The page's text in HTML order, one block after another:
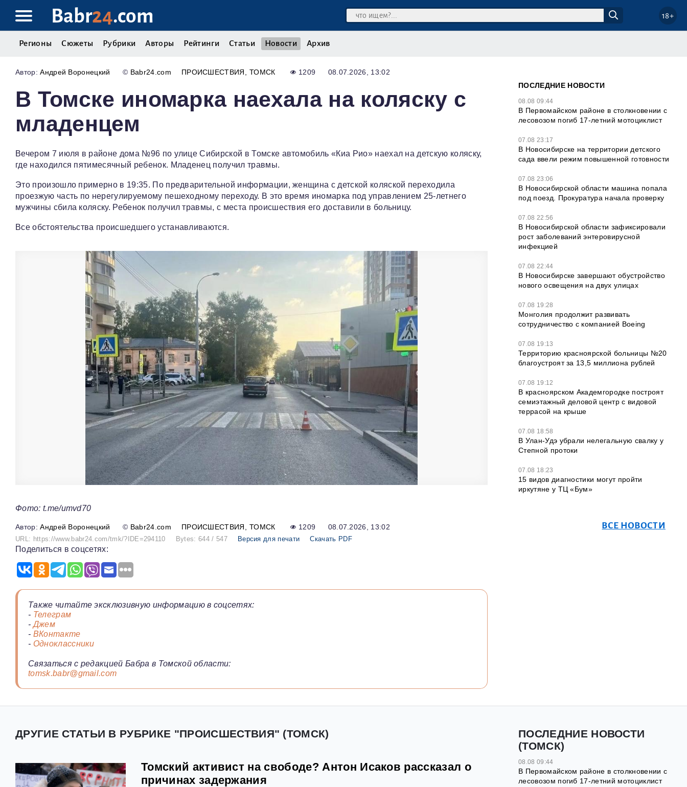
Babr24.com 18+
Регионы Сюжеты Рубрики Авторы Рейтинги Статьи Новости Архив
Андрей Воронецкий © Babr24.com ПРОИСШЕСТВИЯ ТОМСК 1209 08.07.2026, 13:02
В Томске иномарка наехала на коляску с
младенцем
Вечером 7 июля в районе дома №96 по улице Сибирской в Томске автомобиль «Киа Рио» наехал на детскую коляску,
где находился пятимесячный ребенок. Младенец получил травмы.
Это произошло примерно в 19:35. По предварительной информации, женщина с детской коляской переходила
проезжую часть по нерегулируемому пешеходному переходу. В это время иномарка под управлением 25-летнего
мужчины сбила коляску. Ребенок получил травмы, с места происшествия его доставили в больницу.
Все обстоятельства происшедшего устанавливаются.
Фото: t.me/umvd70
Андрей Воронецкий © Babr24.com ПРОИСШЕСТВИЯ ТОМСК 1209 08.07.2026, 13:02
URL: https://www.babr24.com/tmk/?IDE=294110 Bytes: 644 / 547 Версия для печати Скачать PDF
Поделиться в соцсетях:
Также читайте эксклюзивную информацию в соцсетях:
- Телеграм
-Джем
- ВКонтакте
- Одноклассники
Связаться с редакцией Бабра в Томской области:
tomsk.babr@gmail.com
ПОСЛЕДНИЕ НОВОСТИ
08.08 09:44
В Первомайском районе в столкновении с
лесовозом погиб 17-летний мотоциклист
07.08 23:17
В Новосибирске на территории детского
сада ввели режим повышенной готовности
07.08 23:06
В Новосибирской области машина попала
под поезд. Прокуратура начала проверку
07.08 22:56
В Новосибирской области зафиксировали
рост заболеваний энтеровирусной
инфекцией
07.08 22:44
В Новосибирске завершают обустройство
нового освещения на двух улицах
07.08 19:28
Монголия продолжит развивать
сотрудничество с компанией Boeing
07.08 19:13
Территорию красноярской больницы №20
благоустроят за 13,5 миллиона рублей
07.08 19:12
В красноярском Академгородке построят
семиэтажный деловой центр с видовой
террасой на крыше
07.08 18:58
В Улан-Удэ убрали нелегальную свалку у
Степной протоки
07.08 18:23
15 видов диагностики могут пройти
иркутяне у ТЦ «Бум»
ВСЕ НОВОСТИ
ДРУГИЕ СТАТЬИ В РУБРИКЕ "ПРОИСШЕСТВИЯ" (ТОМСК)
Томский активист на свободе? Антон Исаков рассказал о
причинах задержания
ПОСЛЕДНИЕ НОВОСТИ
(ТОМСК)
08.08 09:44
В Первомайском районе в столкновении с
лесовозом погиб 17-летний мотоциклист